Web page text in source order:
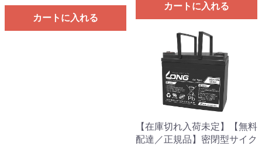
カートに入れる
カートに入れる
【在庫切れ入荷未定】【無料
配達／正規品】密閉型サイク